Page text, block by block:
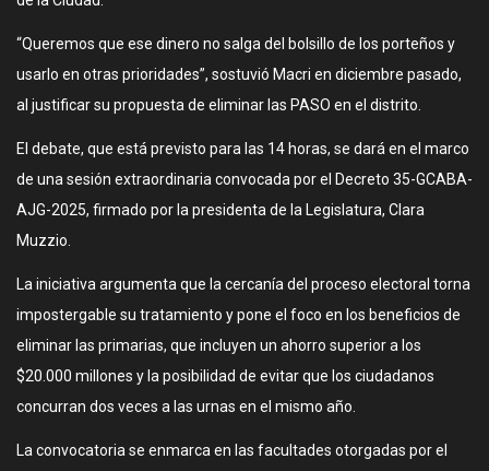
“Queremos que ese dinero no salga del bolsillo de los porteños y
usarlo en otras prioridades”, sostuvió Macri en diciembre pasado,
al justificar su propuesta de eliminar las PASO en el distrito.
El debate, que está previsto para las 14 horas, se dará en el marco
de una sesión extraordinaria convocada por el Decreto 35-GCABA-
AJG-2025, firmado por la presidenta de la Legislatura, Clara
Muzzio.
La iniciativa argumenta que la cercanía del proceso electoral torna
impostergable su tratamiento y pone el foco en los beneficios de
eliminar las primarias, que incluyen un ahorro superior a los
$20.000 millones y la posibilidad de evitar que los ciudadanos
concurran dos veces a las urnas en el mismo año.
La convocatoria se enmarca en las facultades otorgadas por el